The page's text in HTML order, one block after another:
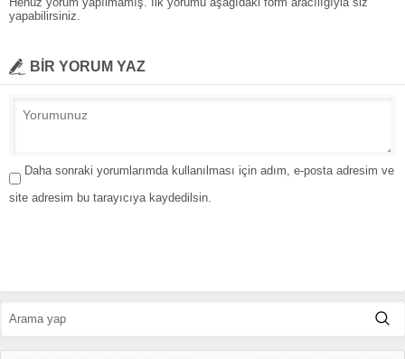
yapabilirsiniz.
BİR YORUM YAZ
Daha sonraki yorumlarımda kullanılması için adım, e-posta adresim ve
site adresim bu tarayıcıya kaydedilsin.